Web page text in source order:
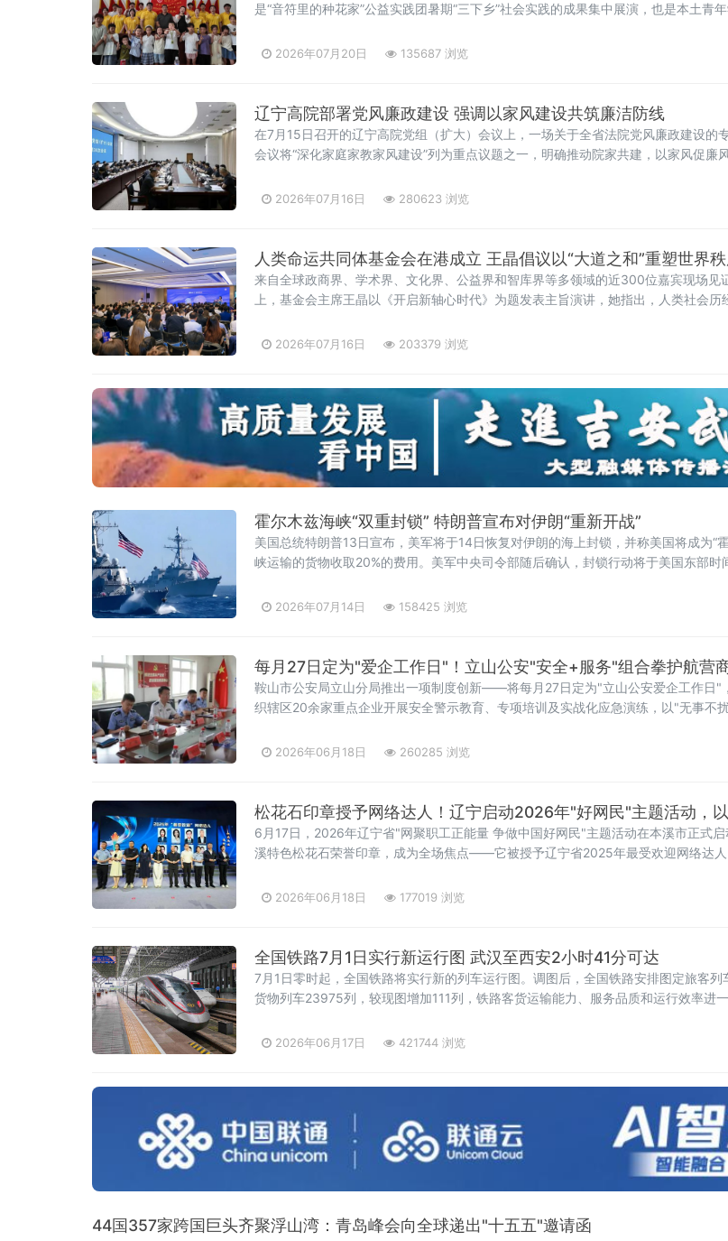
是“音符里的种花家”公益实践团暑期“三下乡”社会实践的成果集中展演，也是本土青
市文联党组书记刘文星，醴
2026年07月20日 135687 浏览
辽宁高院部署党风廉政建设 强调以家风建设共筑廉洁防线
在7月15日召开的辽宁高院党组（扩大）会议上，一场关于全省法院党风廉政建设的
会议将“深化家庭家教家风建设”列为重点议题之一，明确推动院家共建，以家风促廉
初心、铸法魂、明法纪、固底线，着力
2026年07月16日 280623 浏览
人类命运共同体基金会在港成立 王晶倡议以“大道之和”重塑世界
来自全球政商界、学术界、文化界、公益界和智库界等多领域的近300位嘉宾现场见
上，基金会主席王晶以《开启新轴心时代》为题发表主旨演讲，她指出，人类社会
2026年07月16日 203379 浏览
霍尔木兹海峡“双重封锁” 特朗普宣布对伊朗“重新开战”
美国总统特朗普13日宣布，美军将于14日恢复对伊朗的海上封锁，并称美国将成为“
峡运输的货物收取20%的费用。美军中央司令部随后确认，封锁行动将于美国东部
火”到“重新开战”事情的转折始于7
2026年07月14日 158425 浏览
每月27日定为"爱企工作日"！立山公安"安全+服务"组合拳护航营
鞍山市公安局立山分局推出一项制度创新——将每月27日定为"立山公安爱企工作日"
织辖区20余家重点企业开展安全警示教育、专项培训及实战化应急演练，以"无事不
参加活动。安全
2026年06月18日 260285 浏览
松花石印章授予网络达人！辽宁启动2026年"好网民"主题活动，
6月17日，2026年辽宁省"网聚职工正能量 争做中国好网民"主题活动在本溪市正式
溪特色松花石荣誉印章，成为全场焦点——它被授予辽宁省2025年最受欢迎网络达
式上，2025年度活动成
2026年06月18日 177019 浏览
全国铁路7月1日实行新运行图 武汉至西安2小时41分可达
7月1日零时起，全国铁路将实行新的列车运行图。调图后，全国铁路安排图定旅客
货物列车23975列，较现图增加111列，铁路客货运输能力、服务品质和运行效率进一
2026年06月17日 421744 浏览
44国357家跨国巨头齐聚浮山湾：青岛峰会向全球递出"十五五"邀请函